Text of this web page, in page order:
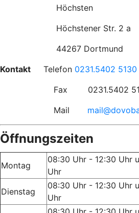
Höchsten
Höchstener Str. 2 a
44267 Dortmund
Kontakt Telefon 0231.5402 5130
Fax 0231.5402
Mail
Öffnungszeiten
Montag
08:30 Uhr - 12:30 Uhr
Uhr
Dienstag
08:30 Uhr - 12:30 Uhr
Uhr